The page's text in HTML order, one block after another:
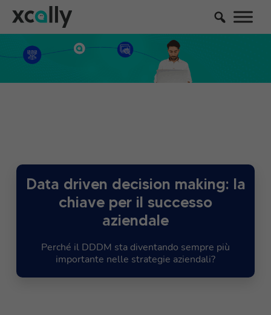
Data driven decision making: la
chiave per il successo
aziendale
Perché il DDDM sta diventando sempre più
importante nelle strategie aziendali?